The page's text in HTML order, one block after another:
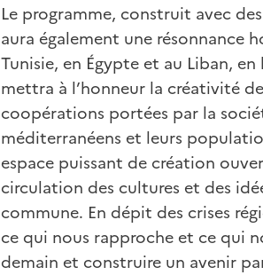
Le programme, construit avec
aura également une résonnance
Tunisie, en Égypte et au Liban,
mettra à l’honneur la créativité
coopérations portées par la
méditerranéens et leurs
espace puissant de création
circulation des cultures et des
commune. En dépit des crises
ce qui nous rapproche et ce qui
demain et construire un avenir